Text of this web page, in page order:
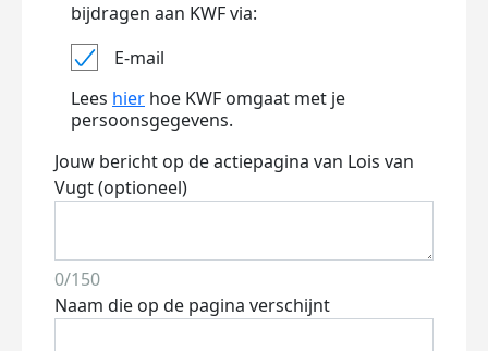
bijdragen aan KWF via:
E-mail
Lees hier hoe KWF omgaat met je
persoonsgegevens.
Jouw bericht op de actiepagina van Lois van
Vugt (optioneel)
0/150
Naam die op de pagina verschijnt